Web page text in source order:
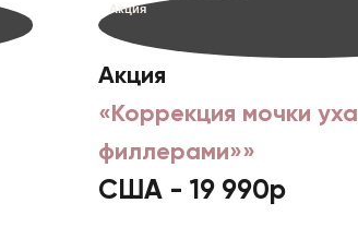
Акция
Акция
«Коррекция мочки уха
филлерами»»
США - 19 990р